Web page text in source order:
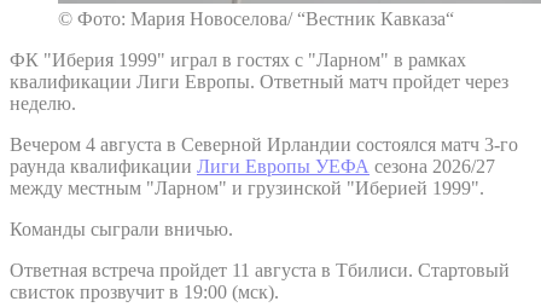
© Фото: Мария Новоселова/ “Вестник Кавказа“
ФК "Иберия 1999" играл в гостях с "Ларном" в рамках
квалификации Лиги Европы. Ответный матч пройдет через
неделю.
Вечером 4 августа в Северной Ирландии состоялся матч 3-го
раунда квалификации Лиги Европы УЕФА сезона 2026/27
между местным "Ларном" и грузинской "Иберией 1999".
Команды сыграли вничью.
Ответная встреча пройдет 11 августа в Тбилиси. Стартовый
свисток прозвучит в 19:00 (мск).